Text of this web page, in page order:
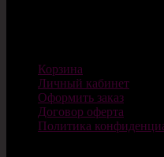
Корзина
Личный кабинет
Оформить заказ
Договор оферта
Политика